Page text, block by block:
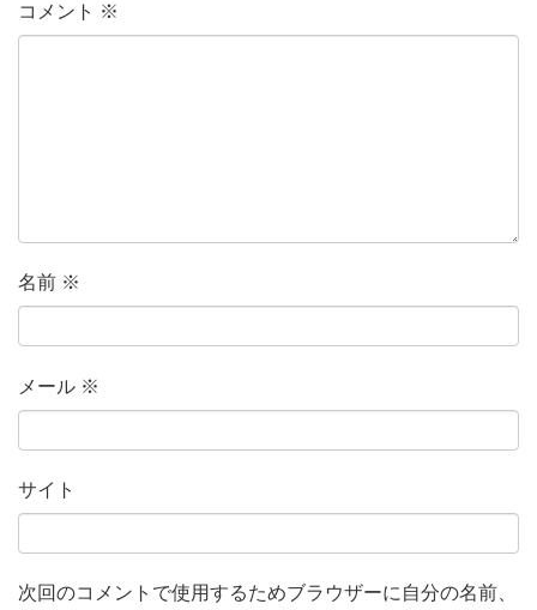
コメント ※
名前 ※
メール ※
サイト
次回のコメントで使用するためブラウザーに自分の名前、